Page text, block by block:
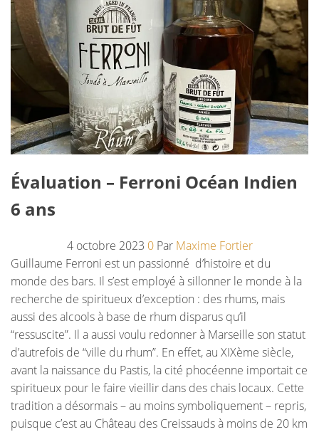
Évaluation – Ferroni Océan Indien
6 ans
4 octobre 2023 0 Par Maxime Fortier
Guillaume Ferroni est un passionné d’histoire et du
monde des bars. Il s’est employé à sillonner le monde à la
recherche de spiritueux d’exception : des rhums, mais
aussi des alcools à base de rhum disparus qu’il
“ressuscite”. Il a aussi voulu redonner à Marseille son statut
d’autrefois de “ville du rhum”. En effet, au XIXème siècle,
avant la naissance du Pastis, la cité phocéenne importait ce
spiritueux pour le faire vieillir dans des chais locaux. Cette
tradition a désormais – au moins symboliquement – repris,
puisque c’est au Château des Creissauds à moins de 20 km